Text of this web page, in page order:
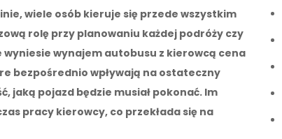
wiele osób kieruje się przede wszystkim
rolę przy planowaniu każdej podróży czy
wynajem autobusu z kierowcą cena
bezpośrednio wpływają na ostateczny
jaką pojazd będzie musiał pokonać. Im
pracy kierowcy, co przekłada się na